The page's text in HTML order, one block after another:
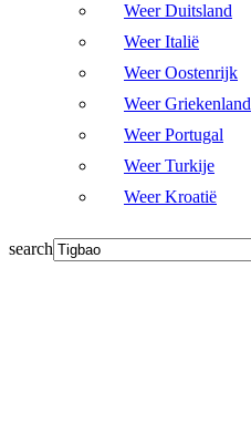
Weer Duitsland
Weer Italië
Weer Oostenrijk
Weer Griekenland
Weer Portugal
Weer Turkije
Weer Kroatië
search